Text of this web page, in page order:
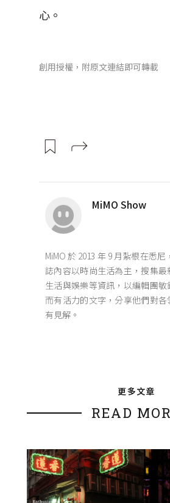
心。
創用授權，附原文連結即可轉載
MiMO Show
MiMO 於 2013 年 9 月紮根在悉
誌內容以時尚生活為主，搜集最
生活與娛樂等資訊，以編輯團
而有活力的文字，分享他們對
有見解。
更多文章
READ